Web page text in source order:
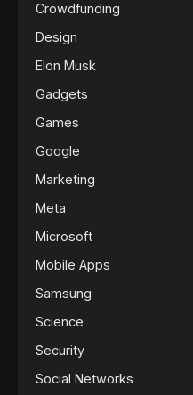
Crowdfunding
Design
Elon Musk
Gadgets
Games
Google
Marketing
Meta
Microsoft
Mobile Apps
Samsung
Science
Security
Social Networks